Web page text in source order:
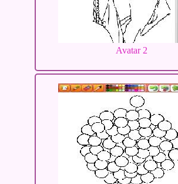
Avatar 2